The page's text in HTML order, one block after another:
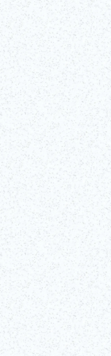
Inizio di giorno
condotto da un
kabuki e le sue